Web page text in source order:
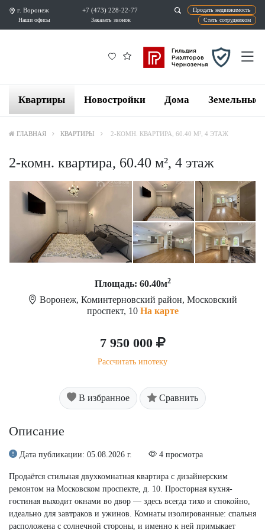
г. Воронеж
Наши офисы
+7 (473) 228-22-77
Квартиры Новостройки Дома Земельные
ГЛАВНАЯ КВАРТИРЫ 2-КОМН. КВАРТИРА, 60.40 М², 4 ЭТАЖ
2-комн. квартира, 60.40 м², 4 этаж
Площадь: 60.40м2
Воронеж, Коминтерновский район, Московский
проспект, 10 На карте
7 950 000
Рассчитать ипотеку
В избранное Сравнить
Описание
Дата публикации: 05.08.2026 г. 4 просмотра
Продаётся стильная двухкомнатная квартира с дизайнерским
ремонтом на Московском проспекте, д. 10. Просторная кухня-
гостиная выходит окнами во двор — здесь всегда тихо и спокойно,
идеально для завтраков и ужинов. Комнаты изолированные: спальня
расположена с солнечной стороны, и именно к ней примыкает